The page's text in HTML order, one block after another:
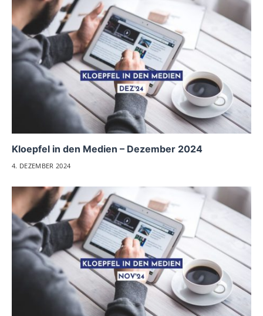
Kloepfel in den Medien – Dezember 2024
4. DEZEMBER 2024